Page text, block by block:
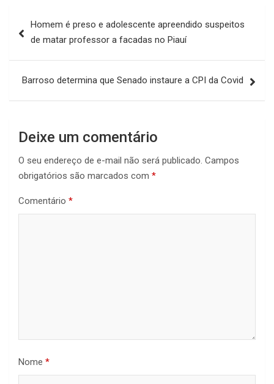
de
Homem é preso e adolescente apreendido suspeitos
de matar professor a facadas no Piauí
Barroso determina que Senado instaure a CPI da Covid
Deixe um comentário
O seu endereço de e-mail não será publicado. Campos
obrigatórios são marcados com *
Comentário *
Nome *